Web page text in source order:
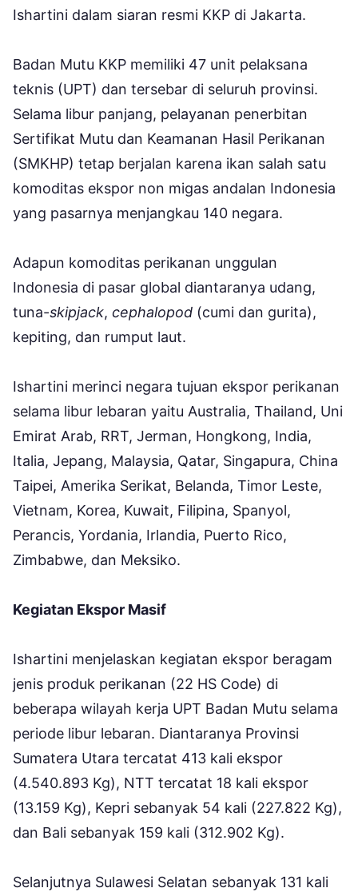
Ishartini dalam siaran resmi KKP di Jakarta.
Badan Mutu KKP memiliki 47 unit pelaksana
teknis (UPT) dan tersebar di seluruh provinsi.
Selama libur panjang, pelayanan penerbitan
Sertifikat Mutu dan Keamanan Hasil Perikanan
(SMKHP) tetap berjalan karena ikan salah satu
komoditas ekspor non migas andalan Indonesia
yang pasarnya menjangkau 140 negara.
Adapun komoditas perikanan unggulan
Indonesia di pasar global diantaranya udang,
tuna-skipjack, cephalopod (cumi dan gurita),
kepiting, dan rumput laut.
Ishartini merinci negara tujuan ekspor perikanan
selama libur lebaran yaitu Australia, Thailand, Uni
Emirat Arab, RRT, Jerman, Hongkong, India,
Italia, Jepang, Malaysia, Qatar, Singapura, China
Taipei, Amerika Serikat, Belanda, Timor Leste,
Vietnam, Korea, Kuwait, Filipina, Spanyol,
Perancis, Yordania, Irlandia, Puerto Rico,
Zimbabwe, dan Meksiko.
Kegiatan Ekspor Masif
Ishartini menjelaskan kegiatan ekspor beragam
jenis produk perikanan (22 HS Code) di
beberapa wilayah kerja UPT Badan Mutu selama
periode libur lebaran. Diantaranya Provinsi
Sumatera Utara tercatat 413 kali ekspor
(4.540.893 Kg), NTT tercatat 18 kali ekspor
(13.159 Kg), Kepri sebanyak 54 kali (227.822 Kg),
dan Bali sebanyak 159 kali (312.902 Kg).
Selanjutnya Sulawesi Selatan sebanyak 131 kali